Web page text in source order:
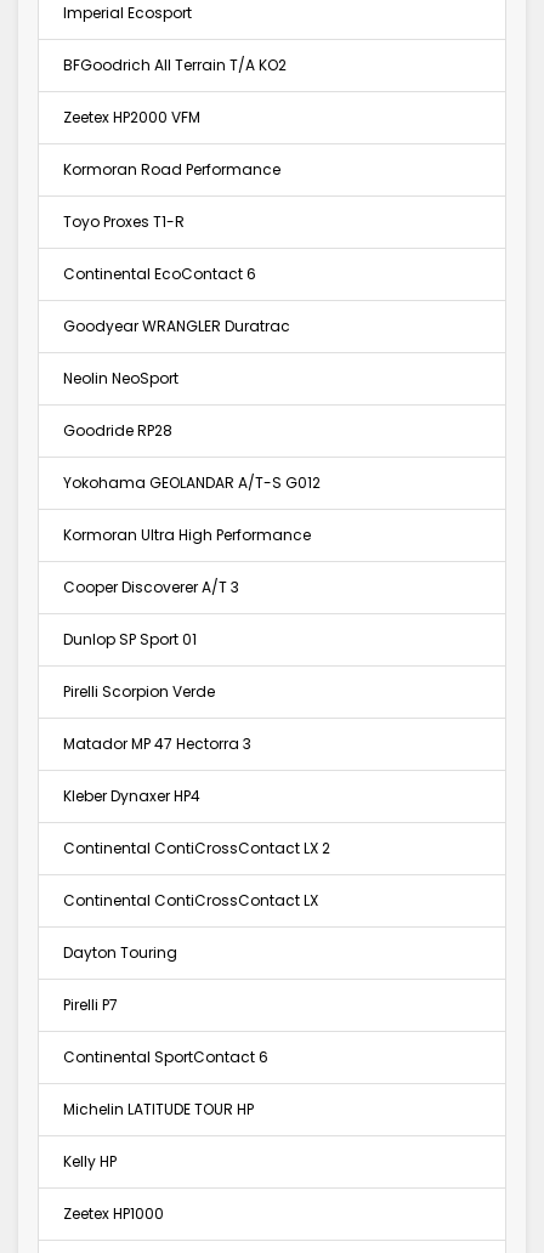
Imperial Ecosport
BFGoodrich All Terrain T/A KO2
Zeetex HP2000 VFM
Kormoran Road Performance
Toyo Proxes T1-R
Continental EcoContact 6
Goodyear WRANGLER Duratrac
Neolin NeoSport
Goodride RP28
Yokohama GEOLANDAR A/T-S G012
Kormoran Ultra High Performance
Cooper Discoverer A/T 3
Dunlop SP Sport 01
Pirelli Scorpion Verde
Matador MP 47 Hectorra 3
Kleber Dynaxer HP4
Continental ContiCrossContact LX 2
Continental ContiCrossContact LX
Dayton Touring
Pirelli P7
Continental SportContact 6
Michelin LATITUDE TOUR HP
Kelly HP
Zeetex HP1000